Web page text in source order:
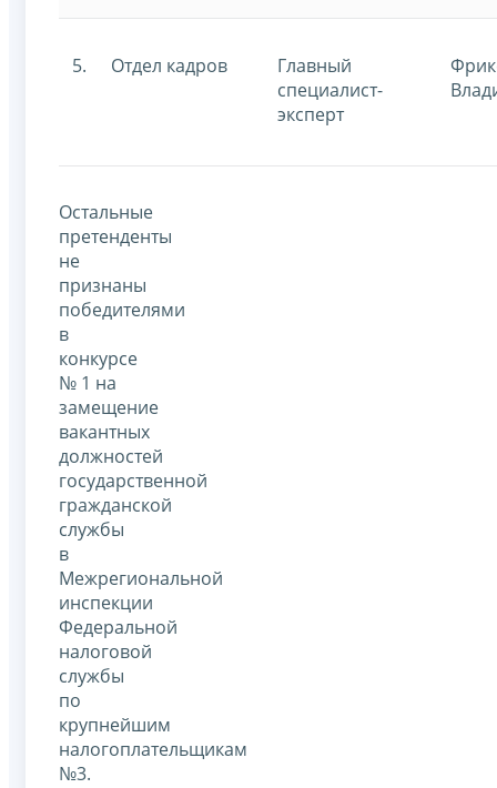
5. Отдел кадров
Главный
специалист-
эксперт
Остальные
претенденты
не
признаны
победителями
в
конкурсе
№ 1 на
замещение
вакантных
должностей
государственной
гражданской
службы
в
Межрегиональной
инспекции
Федеральной
налоговой
службы
по
крупнейшим
налогоплательщикам
№3.